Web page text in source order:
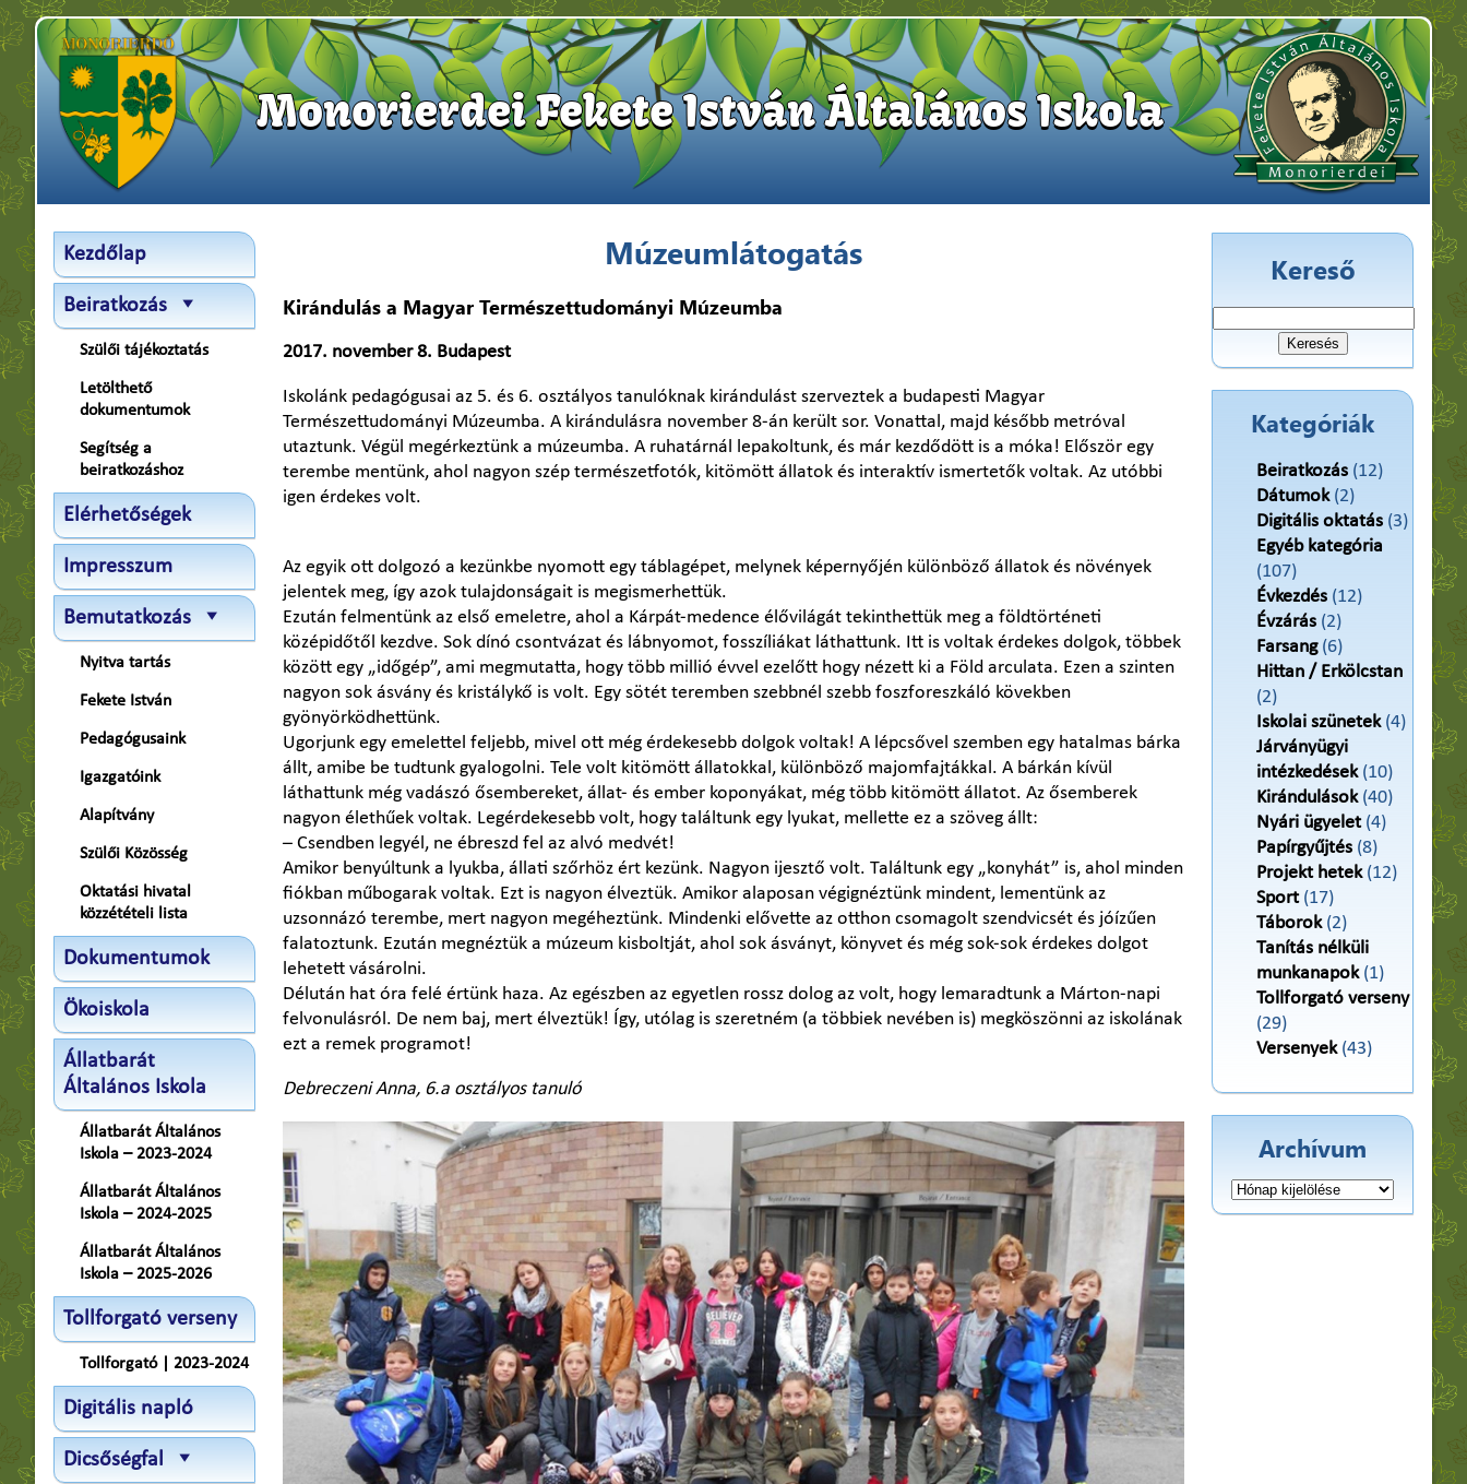
Monorierdei Fekete István Általános Iskola
Kezdőlap
Beiratkozás
Szülői tájékoztatás
Letölthető
dokumentumok
Segítség a
beiratkozáshoz
Elérhetőségek
Impresszum
Bemutatkozás
Nyitva tartás
Fekete István
Pedagógusaink
Igazgatóink
Alapítvány
Szülői Közösség
Oktatási hivatal
közzétételi lista
Dokumentumok
Ökoiskola
Állatbarát
Általános Iskola
Állatbarát Általános
Iskola – 2023-2024
Állatbarát Általános
Iskola – 2024-2025
Állatbarát Általános
Iskola – 2025-2026
Tollforgató verseny
Tollforgató | 2023-2024
Digitális napló
Dicsőségfal
Múzeumlátogatás
Kirándulás a Magyar Természettudományi Múzeumba
2017. november 8. Budapest
Iskolánk pedagógusai az 5. és 6. osztályos tanulóknak kirándulást szerveztek a budapesti Magyar
Természettudományi Múzeumba. A kirándulásra november 8-án került sor. Vonattal, majd később metróval
utaztunk. Végül megérkeztünk a múzeumba. A ruhatárnál lepakoltunk, és már kezdődött is a móka! Először egy
terembe mentünk, ahol nagyon szép természetfotók, kitömött állatok és interaktív ismertetők voltak. Az utóbbi
igen érdekes volt.
Az egyik ott dolgozó a kezünkbe nyomott egy táblagépet, melynek képernyőjén különböző állatok és növények
jelentek meg, így azok tulajdonságait is megismerhettük.
Ezután felmentünk az első emeletre, ahol a Kárpát-medence élővilágát tekinthettük meg a földtörténeti
középidőtől kezdve. Sok dínó csontvázat és lábnyomot, fosszíliákat láthattunk. Itt is voltak érdekes dolgok, többek
között egy „időgép”, ami megmutatta, hogy több millió évvel ezelőtt hogy nézett ki a Föld arculata. Ezen a szinten
nagyon sok ásvány és kristálykő is volt. Egy sötét teremben szebbnél szebb foszforeszkáló kövekben
gyönyörködhettünk.
Ugorjunk egy emelettel feljebb, mivel ott még érdekesebb dolgok voltak! A lépcsővel szemben egy hatalmas bárka
állt, amibe be tudtunk gyalogolni. Tele volt kitömött állatokkal, különböző majomfajtákkal. A bárkán kívül
láthattunk még vadászó ősembereket, állat- és ember koponyákat, még több kitömött állatot. Az ősemberek
nagyon élethűek voltak. Legérdekesebb volt, hogy találtunk egy lyukat, mellette ez a szöveg állt:
– Csendben legyél, ne ébreszd fel az alvó medvét!
Amikor benyúltunk a lyukba, állati szőrhöz ért kezünk. Nagyon ijesztő volt. Találtunk egy „konyhát” is, ahol minden
fiókban műbogarak voltak. Ezt is nagyon élveztük. Amikor alaposan végignéztünk mindent, lementünk az
uzsonnázó terembe, mert nagyon megéheztünk. Mindenki elővette az otthon csomagolt szendvicsét és jóízűen
falatoztunk. Ezután megnéztük a múzeum kisboltját, ahol sok ásványt, könyvet és még sok-sok érdekes dolgot
lehetett vásárolni.
Délután hat óra felé értünk haza. Az egészben az egyetlen rossz dolog az volt, hogy lemaradtunk a Márton-napi
felvonulásról. De nem baj, mert élveztük! Így, utólag is szeretném (a többiek nevében is) megköszönni az iskolának
ezt a remek programot!
Debreczeni Anna, 6.a osztályos tanuló
Kereső
Kategóriák
Beiratkozás (12)
Dátumok(2)
Digitális oktatás (3)
Egyéb kategória
(107)
Évkezdés (12)
Évzárás (2)
Farsang(6)
Hittan / Erkölcstan
(2)
Iskolai szünetek(4)
Járványügyi
intézkedések(10)
Kirándulások(40)
Nyári ügyelet(4)
Papírgyűjtés (8)
Projekt hetek(12)
Sport(17)
Táborok(2)
Tanítás nélküli
munkanapok(1)
Tollforgató verseny
(29)
Versenyek(43)
Archívum
Archívum